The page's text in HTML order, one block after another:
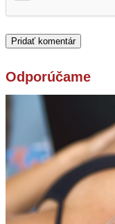
Odporúčame